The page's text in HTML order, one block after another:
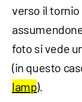
verso il tornio
foto si vede
(in questo
lamp).